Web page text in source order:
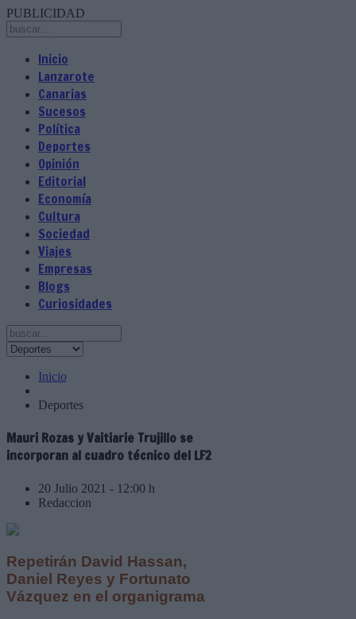
PUBLICIDAD
Inicio
Lanzarote
Canarias
Sucesos
Política
Deportes
Opinión
Editorial
Economía
Cultura
Sociedad
Viajes
Empresas
Blogs
Curiosidades
Inicio
Deportes
Mauri Rozas y Vaitiarie Trujillo se
incorporan al cuadro técnico del LF2
20 Julio 2021 - 12:00 h
Redaccion
Repetirán David Hassan,
Daniel Reyes y Fortunato
Vázquez en el organigrama